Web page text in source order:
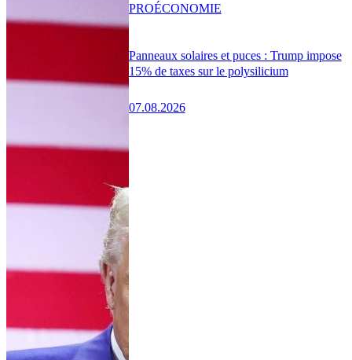
Panneaux solaires et puces : Trump impose
15% de taxes sur le polysilicium
07.08.2026
PROÉCONOMIE